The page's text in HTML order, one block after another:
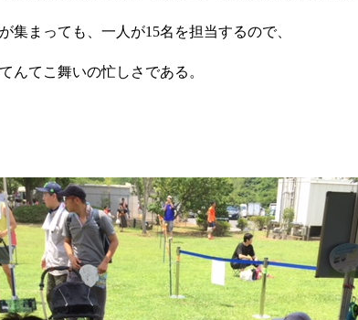
集まっても、一人が15名を担当するので、
んてこ舞いの忙しさである。